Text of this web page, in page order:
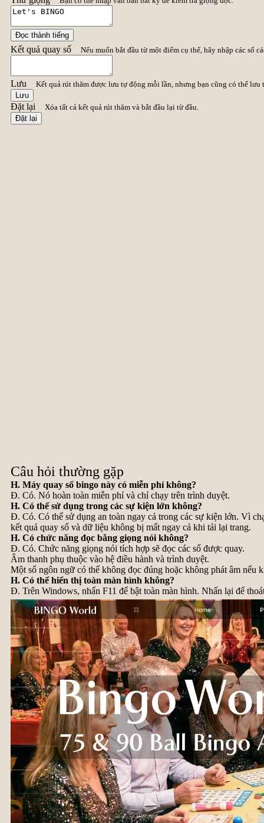
Đọc thành tiếng
Kết quả quay số Nếu muốn bắt đầu từ một điểm cụ thể, hãy nhập các số
Lưu Kết quả rút thăm được lưu tự động mỗi lần, nhưng bạn cũng có thể lưu
Lưu
Đặt lại Xóa tất cả kết quả rút thăm và bắt đầu lại từ đầu.
Đặt lại
Câu hỏi thường gặp
H. Máy quay số bingo này có miễn phí không?
Đ. Có. Nó hoàn toàn miễn phí và chỉ chạy trên trình duyệt.
H. Có thể sử dụng trong các sự kiện lớn không?
Đ. Có. Có thể sử dụng an toàn ngay cả trong các sự kiện lớn. Vì
kết quả quay số và dữ liệu không bị mất ngay cả khi tải lại trang.
H. Có chức năng đọc bằng giọng nói không?
Đ. Có. Chức năng giọng nói tích hợp sẽ đọc các số được quay.
Âm thanh phụ thuộc vào hệ điều hành và trình duyệt.
Một số ngôn ngữ có thể không đọc đúng hoặc không phát âm nếu
H. Có thể hiển thị toàn màn hình không?
Đ. Trên Windows, nhấn F11 để bật toàn màn hình. Nhấn lại để